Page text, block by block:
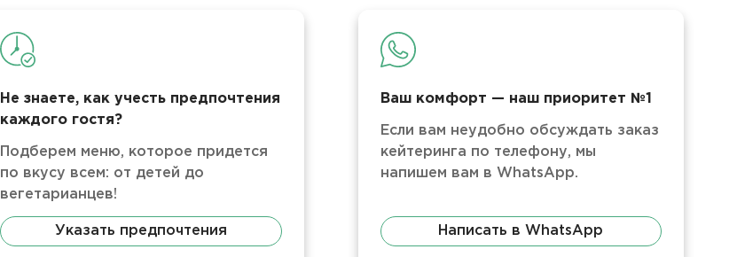
Не знаете, как учесть предпочтения
каждого гостя?
Подберем меню, которое придется
по вкусу всем: от детей до
вегетарианцев!
Указать предпочтения
Ваш комфорт — наш приоритет №1
Если вам неудобно обсуждать заказ
кейтеринга по телефону, мы
напишем вам в WhatsApp.
Написать в WhatsApp